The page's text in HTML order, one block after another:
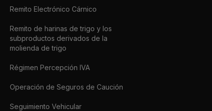
Remito Electrónico Cárnico
Remito de harinas de trigo y los
subproductos derivados de la
molienda de trigo
Régimen Percepción IVA
Operación de Seguros de Caución
Seguimiento Vehicular